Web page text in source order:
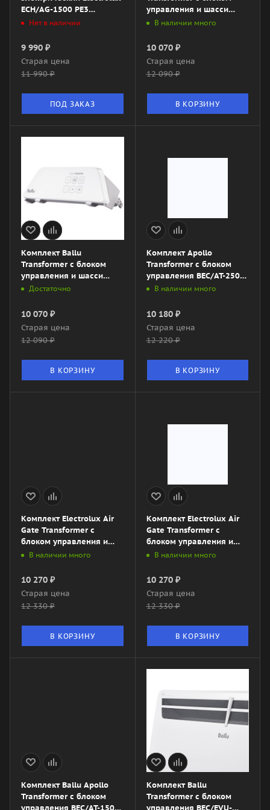
ECH/AG-1500 PE3
AirPlinth
Нет в наличии
9 990 ₽
Старая цена
11 990₽
ПОД ЗАКАЗ
управления и шасси
BEC/EVU-1000-4E
В наличии много
10 070₽
Старая цена
12 090₽
В КОРЗИНУ
Комплект Ballu
Transformer с блоком
управления и шасси
BEC/EVU-1000-4I
Достаточно
10 070 ₽
Старая цена
12 090₽
В КОРЗИНУ
Комплект Apollo
Transformer с блоком
управления BEC/AT-2500-
3M (механический)
В наличии много
10 180₽
Старая цена
12 220₽
В КОРЗИНУ
Комплект Electrolux Air
Gate Transformer с
блоком управления и
шасси ECH/AG2-1000 T-
В наличии много
10 270 ₽
Старая цена
12 330₽
В КОРЗИНУ
Комплект Electrolux Air
Gate Transformer с
блоком управления и
шасси ECH/AG2-2000 T-
В наличии много
10 270₽
Старая цена
12 330₽
В КОРЗИНУ
Комплект Ballu Apollo
Transformer с блоком
управления BEC/AT-1500-
Комплект Ballu
Transformer с блоком
управления BEC/EVU-